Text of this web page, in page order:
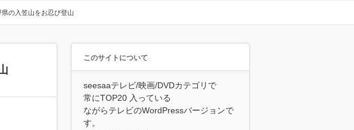
の入笠山をお忍び登山
このサイトについて
seesaaテレビ/映画/DVDカテゴリで
常にTOP20 入っている
ながらテレビのWordPressバージョンで
す。